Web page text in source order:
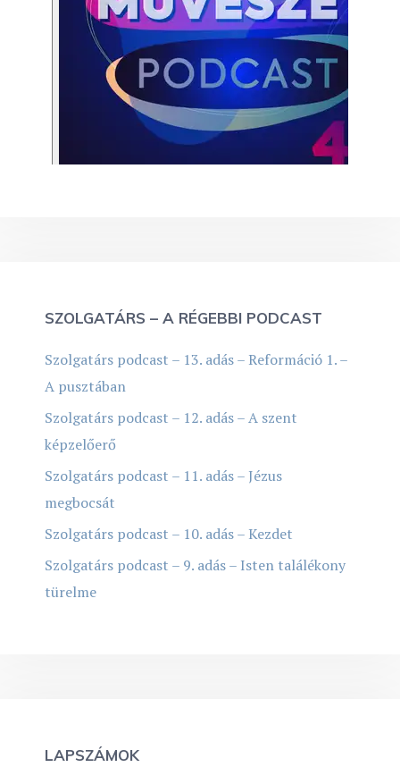
SZOLGATÁRS – A RÉGEBBI PODCAST
Szolgatárs podcast – 13. adás – Reformáció 1. –
A pusztában
Szolgatárs podcast – 12. adás – A szent
képzelőerő
Szolgatárs podcast – 11. adás – Jézus
megbocsát
Szolgatárs podcast – 10. adás – Kezdet
Szolgatárs podcast – 9. adás – Isten találékony
türelme
LAPSZÁMOK